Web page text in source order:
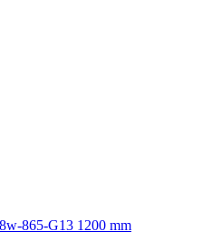
865-G13 1200 mm